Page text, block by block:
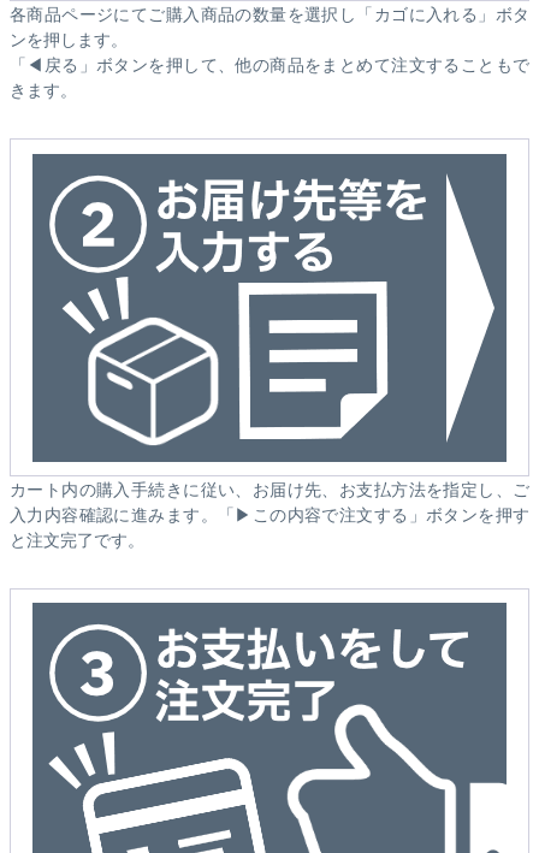
各商品ページにてご購入商品の数量を選択し「カゴに入れる」ボタ
ンを押します。
「◀戻る」ボタンを押して、他の商品をまとめて注文することもで
きます。
カート内の購入手続きに従い、お届け先、お支払方法を指定し、ご
入力内容確認に進みます。「▶この内容で注文する」ボタンを押す
と注文完了です。